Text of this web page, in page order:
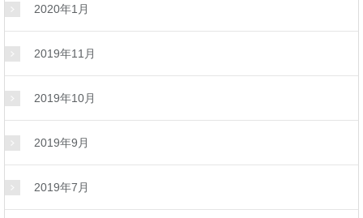
2020年1月
2019年11月
2019年10月
2019年9月
2019年7月